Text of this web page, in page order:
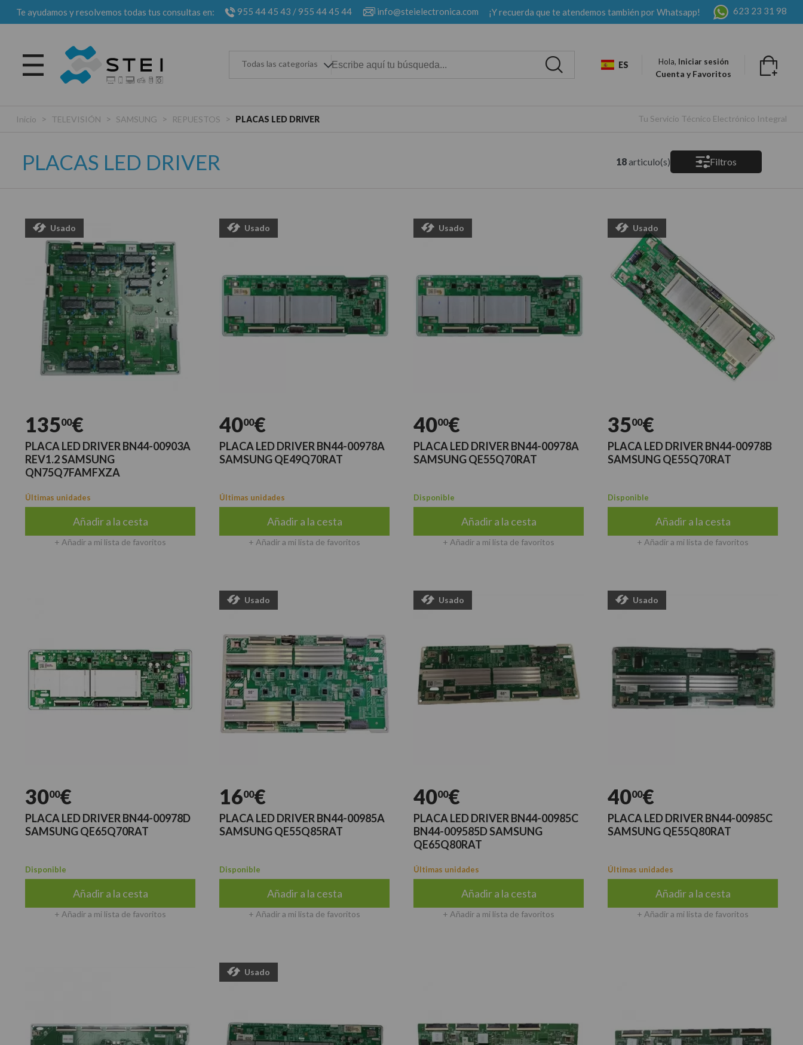
Te ayudamos y resolvemos todas tus consultas en: 955 44 45 43 /955 44 45 44 info@steielectronica.com ¡Y recuerda que te atendemos también por Whatsapp! 623 23 31 98
Todas las categorias ES Hola, Iniciar sesión
Cuenta y Favoritos
Inicio > TELEVISIÓN > SAMSUNG > REPUESTOS > PLACAS LED DRIVER Tu Servicio Técnico Electrónico Integral
PLACAS LED DRIVER 18articulo(s) Filtros
Usado
13500€
PLACA LED DRIVER BN44-00903A
REV1.2 SAMSUNG
QN75Q7FAMFXZA
Últimas unidades
Añadir a la cesta
+ Añadir a mi lista de favoritos
Usado
4000€
PLACA LED DRIVER BN44-00978A
SAMSUNG QE49Q70RAT
Últimas unidades
Añadir a la cesta
+ Añadir a mi lista de favoritos
Usado
4000€
PLACA LED DRIVER BN44-00978A
SAMSUNG QE55Q70RAT
Disponible
Añadir a la cesta
+ Añadir a mi lista de favoritos
Usado
3500€
PLACA LED DRIVER BN44-00978B
SAMSUNG QE55Q70RAT
Disponible
Añadir a la cesta
+ Añadir a mi lista de favoritos
3000€
PLACA LED DRIVER BN44-00978D
SAMSUNG QE65Q70RAT
Disponible
Añadir a la cesta
+ Añadir a mi lista de favoritos
Usado
1600€
PLACA LED DRIVER BN44-00985A
SAMSUNG QE55Q85RAT
Disponible
Añadir a la cesta
+ Añadir a mi lista de favoritos
Usado
4000€
PLACA LED DRIVER BN44-00985C
BN44-009585D SAMSUNG
QE65Q80RAT
Últimas unidades
Añadir a la cesta
+ Añadir a mi lista de favoritos
Usado
4000€
PLACA LED DRIVER BN44-00985C
SAMSUNG QE55Q80RAT
Últimas unidades
Añadir a la cesta
+ Añadir a mi lista de favoritos
Usado